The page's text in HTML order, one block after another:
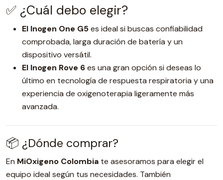
✅ ¿Cuál debo elegir?
El Inogen One G5es ideal si buscas confiabilidad
comprobada, larga duración de batería y un
dispositivo versátil.
El Inogen Rove 6es una gran opción si deseas lo
último en tecnología de respuesta respiratoria y una
experiencia de oxigenoterapia ligeramente más
avanzada.
📦 ¿Dónde comprar?
En MiOxigeno Colombia te asesoramos para elegir el
equipo ideal según tus necesidades. También